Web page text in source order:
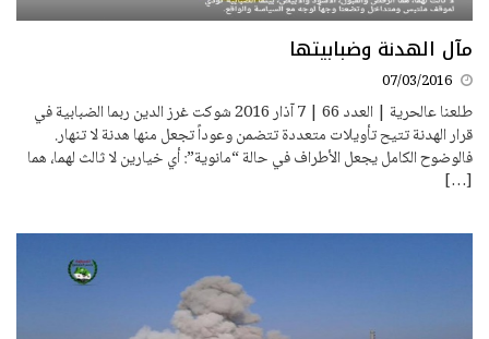
مآل الهدنة وضبابيتها
07/03/2016
طلعنا عالحرية | العدد 66 | 7 آذار 2016 شوكت غرز الدين ربما الضبابية في
قرار الهدنة تتيح تأويلات متعددة تتضمن وعوداً تجعل منها هدنة لا تنهار.
فالوضوح الكامل يجعل الأطراف في حالة “مانوية”: أي خيارين لا ثالث لهما، هما
[…]